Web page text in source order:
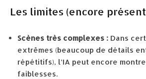
Les limites (encore
Scènes très complexes : Dans
extrêmes (beaucoup de détails
répétitifs), l’IA peut encore
faiblesses.